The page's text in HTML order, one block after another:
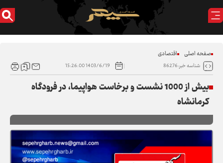
صفحه اصلی اقتصادی
شناسه خبر:86276 1403/6/19 15:26:00
بیش از 1000 نشست و برخاست هواپیما، در فرودگاه
کرمانشاه